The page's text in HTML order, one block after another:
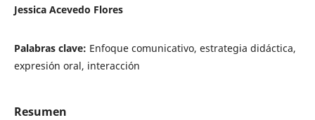
Jessica Acevedo Flores
Palabras clave: Enfoque comunicativo, estrategia didáctica,
expresión oral, interacción
Resumen